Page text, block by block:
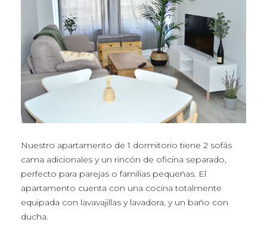
Nuestro apartamento de 1 dormitorio tiene 2 sofás
cama adicionales y un rincón de oficina separado,
perfecto para parejas o familias pequeñas. El
apartamento cuenta con una cocina totalmente
equipada con lavavajillas y lavadora, y un baño con
ducha.